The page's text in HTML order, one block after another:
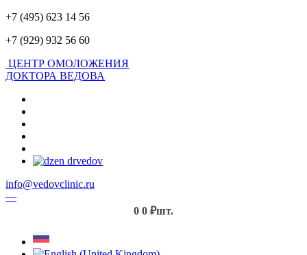
+7 (495) 623 14 56
+7 (929) 932 56 60
ЦЕНТР ОМОЛОЖЕНИЯ
ДОКТОРА ВЕДОВА
info@vedovclinic.ru
—
0 0 ₽шт.